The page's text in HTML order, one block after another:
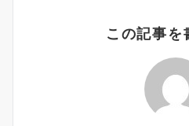
この記事を